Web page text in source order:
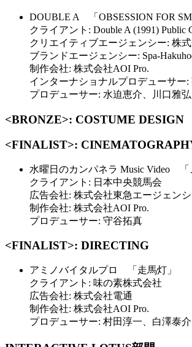
DOUBLE A 「OBSESSION FOR
クライアント: Double A (1991) Public
クリエイティブエージェンシー: 株
ブランドエージェンシー: Spa-
制作会社: 株式会社AOI Pro.
インターナショナルプロデューサー:
プロデューサー: 水迫恵介、川口雅弘
<BRONZE>: COSTUME DESIGN
<FINALIST>:
水曜日のカンパネラ Music Video 「
クライアント: 日本中央競馬会
広告会社: 株式会社東急エージェン
制作会社: 株式会社AOI Pro.
プロデューサー: 守谷拓真
<FINALIST>: DIRECTING
アミノバイタルプロ 「走馬灯」
クライアント: 味の素株式会社
広告会社: 株式会社電通
制作会社: 株式会社AOI Pro.
プロデューサー: 村田淳一、白澤泰介